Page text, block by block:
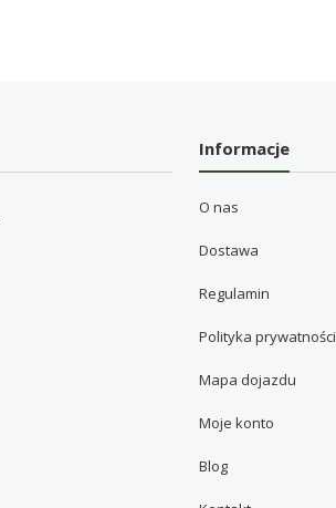
Informacje
O nas
Dostawa
Regulamin
Polityka prywatności
Mapa dojazdu
Moje konto
Blog